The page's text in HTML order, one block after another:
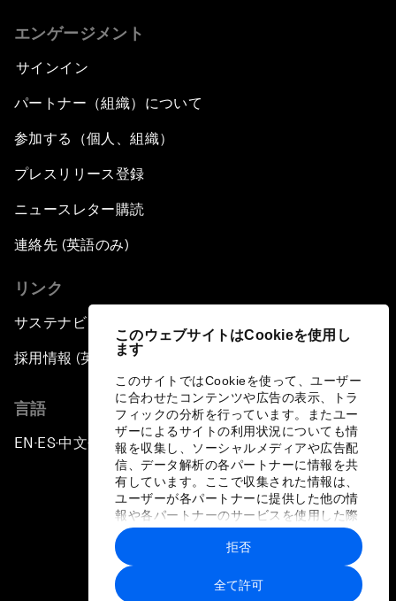
このウェブサイトはCookieを使用し
ます
このサイトではCookieを使って、ユーザー
に合わせたコンテンツや広告の表示、トラ
フィックの分析を行っています。またユー
ザーによるサイトの利用状況についても情
報を収集し、ソーシャルメディアや広告配
信、データ解析の各パートナーに情報を共
有しています。ここで収集された情報は、
ユーザーが各パートナーに提供した他の情
報や各パートナーのサービスを使用した際
に収集された情報と組み合わされ、各パー
トナーによって使用されることがありま
す。
全て許可
拒否
エンゲージメント
サインイン
パートナー（組織）について
参加する（個人、組織）
プレスリリース登録
ニュースレター購読
連絡先 (英語のみ)
リンク
サステナビリティへの取り組み
採用情報 (英語のみ)
言語
EN ▪ ES▪中文▪ 日本語
プライバシーポリシーと利用規約
サイトマップ